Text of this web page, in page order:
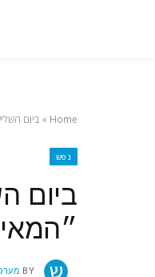
Home
» ביום‭ ‬השלישי‭ ‬משהו‭ ‬השתנה / הטור השבועי של ״המאיר לבריות״ – הרב מאיר מסלטי
נפש
BY